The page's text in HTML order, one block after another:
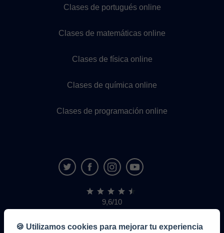
Clases de portugués online
Clases de matemáticas online
Clases de física online
Clases de química online
Clases de programación online
9,6/10
1.339.284
de
🍪 Utilizamos cookies para mejorar tu experiencia